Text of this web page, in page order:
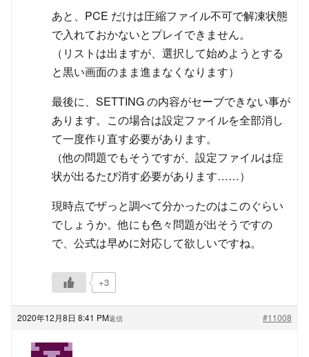
あと、PCE だけは圧縮ファイル不可で解凍状態
で入れておかないとプレイできません。
（リストは出ますが、選択して始めようとする
と黒い画面のまま進まなくなります）
最後に、SETTING の内容がセーブできない事が
あります。この場合は設定ファイルを全部消し
て一度作り直す必要があります。
（他の問題でもそうですが、設定ファイルは症
状が出るたび消す必要があります……）
現時点でザっと調べて分かったのはこのぐらい
でしょうか。他にも色々問題が出そうですの
で、公式は早めに対応して欲しいですね。
+3
2020年12月8日 8:41 PM #11008
返信